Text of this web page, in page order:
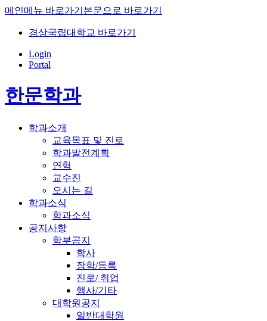
메인메뉴 바로가기 본문으로 바로가기
경상국립대학교 바로가기
Login
Portal
한문학과
학과소개
교육목표 및 진로
학과발전계획
연혁
교수진
오시는 길
학과소식
학과소식
공지사항
학부공지
학사
장학/등록
진로/ 취업
행사/기타
대학원공지
일반대학원